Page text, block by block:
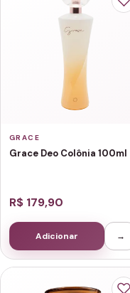
GRACE
Grace Deo Colônia 100ml
R$ 179,90
Adicionar →